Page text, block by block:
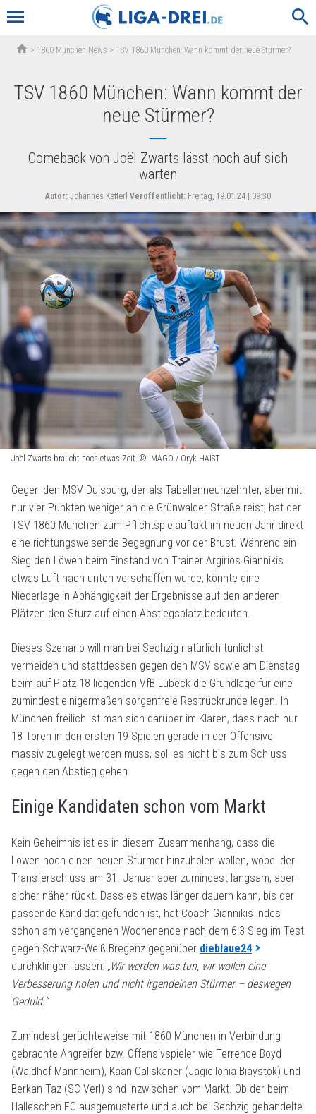
menu search
home > 1860 München News > TSV 1860 München: Wann kommt der neue Stürmer?
TSV 1860 München: Wann kommt der
neue Stürmer?
Comeback von Joël Zwarts lässt noch auf sich
warten
Autor: Johannes Ketterl Veröffentlicht: Freitag, 19.01.24 | 09:30
Joël Zwarts braucht noch etwas Zeit. © IMAGO / Oryk HAIST
Gegen den MSV Duisburg, der als Tabellenneunzehnter, aber mit
nur vier Punkten weniger an die Grünwalder Straße reist, hat der
TSV 1860 München zum Pflichtspielauftakt im neuen Jahr direkt
eine richtungsweisende Begegnung vor der Brust. Während ein
Sieg den Löwen beim Einstand von Trainer Argirios Giannikis
etwas Luft nach unten verschaffen würde, könnte eine
Niederlage in Abhängigkeit der Ergebnisse auf den anderen
Plätzen den Sturz auf einen Abstiegsplatz bedeuten.
Dieses Szenario will man bei Sechzig natürlich tunlichst
vermeiden und stattdessen gegen den MSV sowie am Dienstag
beim auf Platz 18 liegenden VfB Lübeck die Grundlage für eine
zumindest einigermaßen sorgenfreie Restrückrunde legen. In
München freilich ist man sich darüber im Klaren, dass nach nur
18 Toren in den ersten 19 Spielen gerade in der Offensive
massiv zugelegt werden muss, soll es nicht bis zum Schluss
gegen den Abstieg gehen.
Einige Kandidaten schon vom Markt
Kein Geheimnis ist es in diesem Zusammenhang, dass die
Löwen noch einen neuen Stürmer hinzuholen wollen, wobei der
Transferschluss am 31. Januar aber zumindest langsam, aber
sicher näher rückt. Dass es etwas länger dauern kann, bis der
passende Kandidat gefunden ist, hat Coach Giannikis indes
schon am vergangenen Wochenende nach dem 6:3-Sieg im Test
gegen Schwarz-Weiß Bregenz gegenüber dieblaue24
durchklingen lassen: „Wir werden was tun, wir wollen eine
Verbesserung holen und nicht irgendeinen Stürmer – deswegen
Geduld.“
Zumindest gerüchteweise mit 1860 München in Verbindung
gebrachte Angreifer bzw. Offensivspieler wie Terrence Boyd
(Waldhof Mannheim), Kaan Caliskaner (Jagiellonia Biaystok) und
Berkan Taz (SC Verl) sind inzwischen vom Markt. Ob der beim
Halleschen FC ausgemusterte und auch bei Sechzig gehandelte